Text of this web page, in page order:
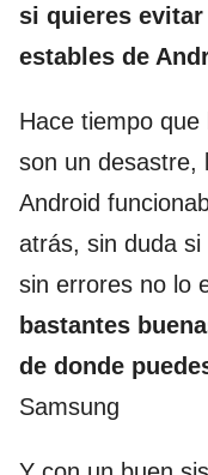
si quieres
estables de
Hace tiempo
son un desastre,
Android
atrás, sin duda si
sin errores no lo
bastantes
de donde
Samsung